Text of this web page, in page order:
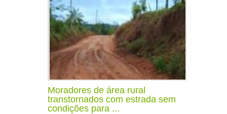
Moradores de área rural
transtornados com estrada sem
condições para ...